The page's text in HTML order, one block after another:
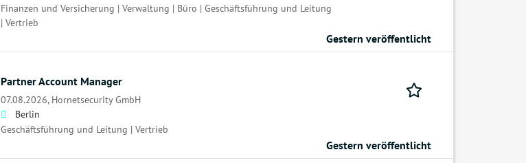
Finanzen und Versicherung | Verwaltung | Büro | Geschäftsführung und Leitung
| Vertrieb
Gestern veröffentlicht
Partner Account Manager
07.08.2026, Hornetsecurity GmbH
Berlin
Geschäftsführung und Leitung | Vertrieb
Gestern veröffentlicht